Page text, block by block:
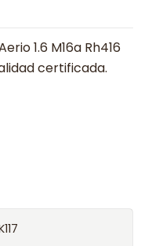
1.6 M16a Rh416
certificada.
desde 2019,